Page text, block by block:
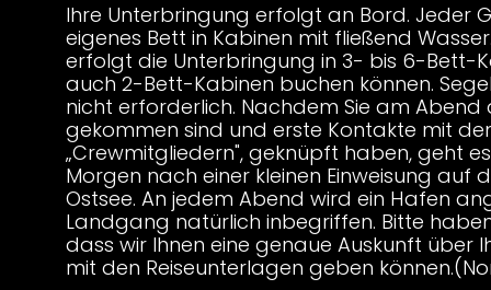
Ihre Unterbringung erfolgt an Bord. Jeder
eigenes Bett in Kabinen mit fließend
erfolgt die Unterbringung in 3- bis 6-Bett-
auch 2-Bett-Kabinen buchen können.
nicht erforderlich. Nachdem Sie am Abend
gekommen sind und erste Kontakte mit
„Crewmitgliedern", geknüpft haben, geht
Morgen nach einer kleinen Einweisung auf
Ostsee. An jedem Abend wird ein Hafen
Landgang natürlich inbegriffen. Bitte
dass wir Ihnen eine genaue Auskunft über
mit den Reiseunterlagen geben